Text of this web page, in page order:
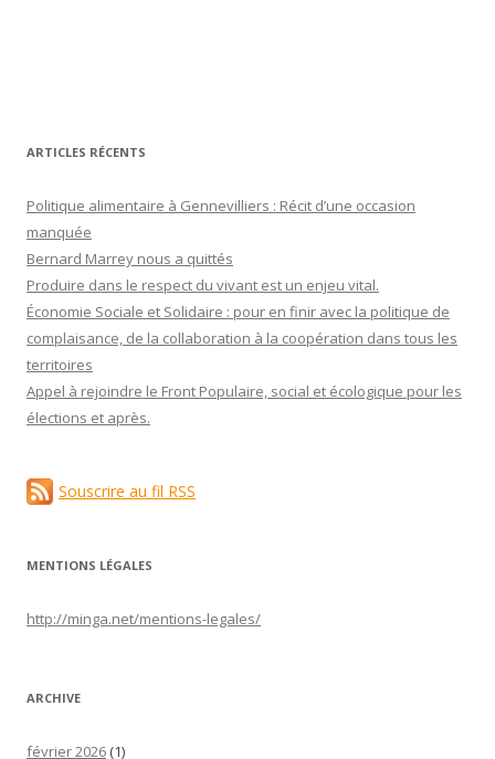
ARTICLES RÉCENTS
Politique alimentaire à Gennevilliers : Récit d’une occasion
manquée
Bernard Marrey nous a quittés
Produire dans le respect du vivant est un enjeu vital.
Économie Sociale et Solidaire : pour en finir avec la politique de
complaisance, de la collaboration à la coopération dans tous les
territoires
Appel à rejoindre le Front Populaire, social et écologique pour les
élections et après.
Souscrire au fil RSS
MENTIONS LÉGALES
http://minga.net/mentions-legales/
ARCHIVE
février 2026 (1)